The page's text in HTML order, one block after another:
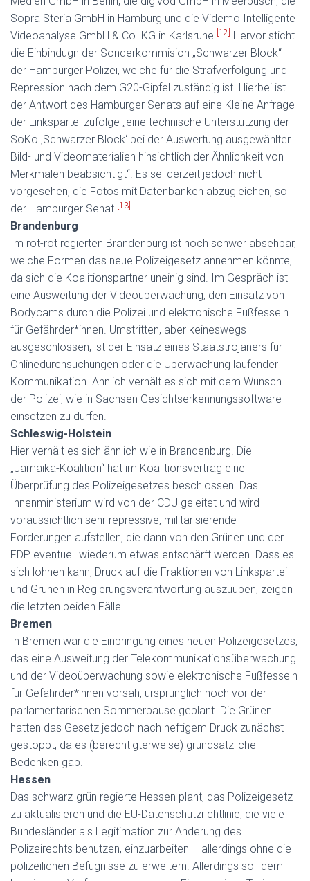
Sopra Steria GmbH in Hamburg und die Videmo Intelligente
Videoanalyse GmbH & Co. KG in Karlsruhe. [12]
Hervor sticht
die Einbindugn der Sonderkommision „Schwarzer Block“
der Hamburger Polizei, welche für die Strafverfolgung und
Repression nach dem G20-Gipfel zuständig ist. Hierbei ist
der Antwort des Hamburger Senats auf eine Kleine Anfrage
der Linkspartei zufolge „eine technische Unterstützung der
SoKo ‚Schwarzer Block‘ bei der Auswertung ausgewählter
Bild- und Videomaterialien hinsichtlich der Ähnlichkeit von
Merkmalen beabsichtigt“. Es sei derzeit jedoch nicht
vorgesehen, die Fotos mit Datenbanken abzugleichen, so
der Hamburger Senat. [13]
Brandenburg
Im rot-rot regierten Brandenburg ist noch schwer absehbar,
welche Formen das neue Polizeigesetz annehmen könnte,
da sich die Koalitionspartner uneinig sind. Im Gespräch ist
eine Ausweitung der Videoüberwachung, den Einsatz von
Bodycams durch die Polizei und elektronische Fußfesseln
für Gefährder*innen. Umstritten, aber keineswegs
ausgeschlossen, ist der Einsatz eines Staatstrojaners für
Onlinedurchsuchungen oder die Überwachung laufender
Kommunikation. Ähnlich verhält es sich mit dem Wunsch
der Polizei, wie in Sachsen Gesichtserkennungssoftware
einsetzen zu dürfen.
Schleswig-Holstein
Hier verhält es sich ähnlich wie in Brandenburg. Die
„Jamaika-Koalition“ hat im Koalitionsvertrag eine
Überprüfung des Polizeigesetzes beschlossen. Das
Innenministerium wird von der CDU geleitet und wird
voraussichtlich sehr repressive, militarisierende
Forderungen aufstellen, die dann von den Grünen und der
FDP eventuell wiederum etwas entschärft werden. Dass es
sich lohnen kann, Druck auf die Fraktionen von Linkspartei
und Grünen in Regierungsverantwortung auszuüben, zeigen
die letzten beiden Fälle.
Bremen
In Bremen war die Einbringung eines neuen Polizeigesetzes,
das eine Ausweitung der Telekommunikationsüberwachung
und der Videoüberwachung sowie elektronische Fußfesseln
für Gefährder*innen vorsah, ursprünglich noch vor der
parlamentarischen Sommerpause geplant. Die Grünen
hatten das Gesetz jedoch nach heftigem Druck zunächst
gestoppt, da es (berechtigterweise) grundsätzliche
Bedenken gab.
Hessen
Das schwarz-grün regierte Hessen plant, das Polizeigesetz
zu aktualisieren und die EU-Datenschutzrichtlinie, die viele
Bundesländer als Legitimation zur Änderung des
Polizeirechts benutzen, einzuarbeiten – allerdings ohne die
polizeilichen Befugnisse zu erweitern. Allerdings soll dem